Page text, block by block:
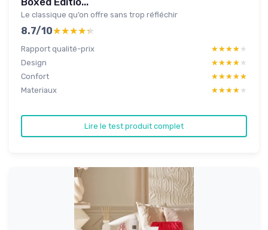
Le classique qu’on offre sans trop réfléchir
8.7/10★★★★★
★★★★★
Rapport qualité-prix ★★★★★
★★★★★
Design
★★★★★
★★★★★
Confort
★★★★★
★★★★★
Materiaux
★★★★★
★★★★★
Lire le test produit complet